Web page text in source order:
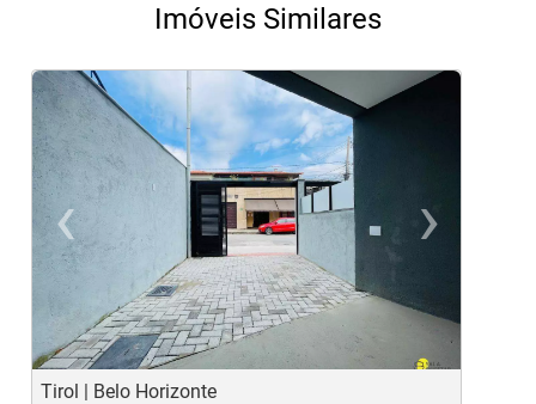
Imóveis Similares
‹
Previous
›
Tirol | Belo Horizonte